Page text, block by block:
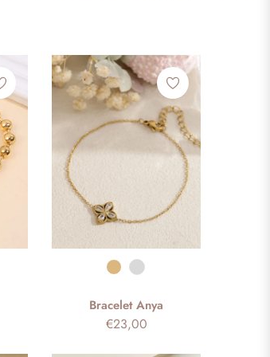
Couleur
Bracelet Anya
Prix
€23,00